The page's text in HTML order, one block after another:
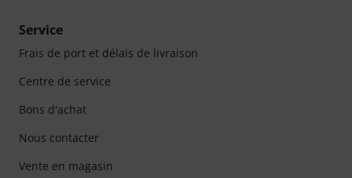
Service
Frais de port et délais de livraison
Centre de service
Bons d'achat
Nous contacter
Vente en magasin